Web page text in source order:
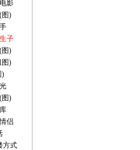
影
图)
子
图)
图)
)
图)
侣
方式